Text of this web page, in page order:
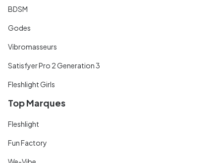
BDSM
Godes
Vibromasseurs
Satisfyer Pro 2 Generation 3
Fleshlight Girls
Top Marques
Fleshlight
Fun Factory